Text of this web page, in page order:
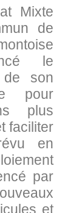
Mixte
de
le
de son
pour
plus
faciliter
en
par
et